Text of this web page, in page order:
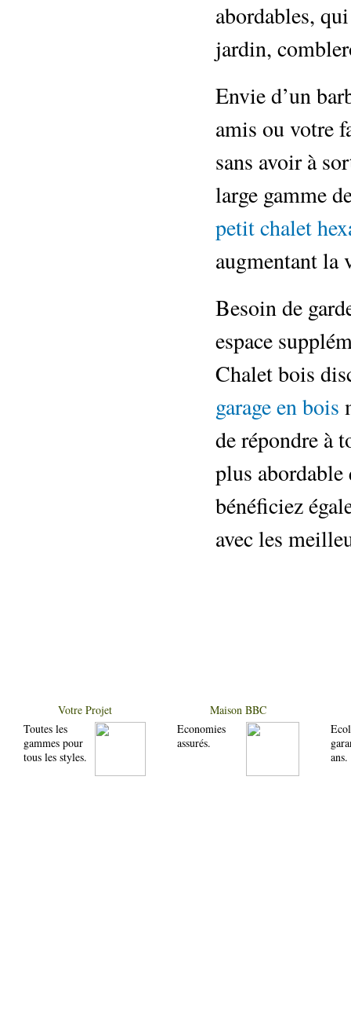
abordables,
jardin,
Envie d’un
amis ou votre
sans avoir à
large gamme
petit chalet
augmentant la
Besoin de
espace
Chalet bois
garage en bois
de répondre à
plus
bénéficiez
avec les
Votre Projet
Toutes les
gammes pour
tous les styles.
Maison BBC
Economies
assurés.
ans.